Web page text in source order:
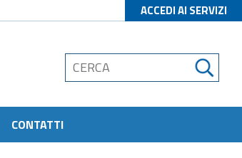
ACCEDI AI SERVIZI
CONTATTI